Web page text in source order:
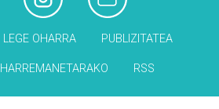
LEGE OHARRA PUBLIZITATEA
HARREMANETARAKO RSS